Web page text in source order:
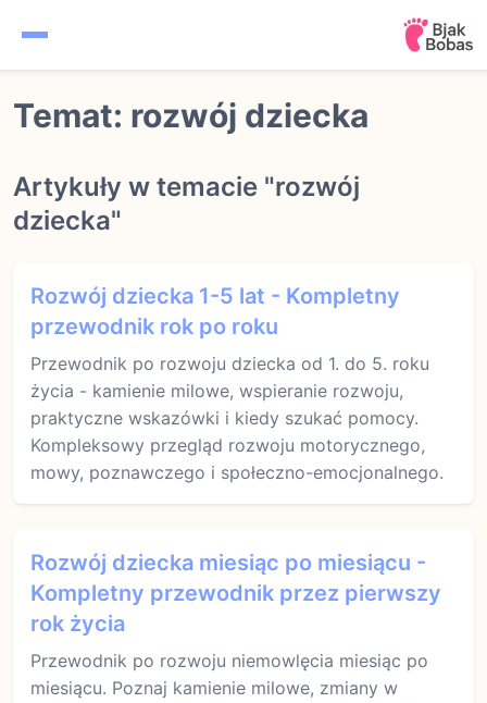
Noworodek
Rozwój dziecka
Temat: rozwój dziecka
Artykuły w temacie "rozwój
dziecka"
Rozwój dziecka 1-5 lat - Kompletny
przewodnik rok po roku
Przewodnik po rozwoju dziecka od 1. do 5. roku
życia - kamienie milowe, wspieranie rozwoju,
praktyczne wskazówki i kiedy szukać pomocy.
Kompleksowy przegląd rozwoju motorycznego,
mowy, poznawczego i społeczno-emocjonalnego.
Rozwój dziecka miesiąc po miesiącu -
Kompletny przewodnik przez pierwszy
rok życia
Przewodnik po rozwoju niemowlęcia miesiąc po
miesiącu. Poznaj kamienie milowe, zmiany w